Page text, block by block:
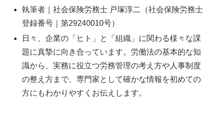
執筆者｜社会保険労務士 戸塚淳二（社会保険労務士
登録番号｜第29240010号）
日々、企業の「ヒト」と「組織」に関わる様々な課
題に真摯に向き合っています。労働法の基本的な知
識から、実務に役立つ労務管理の考え方や人事制度
の整え方まで、専門家として確かな情報を初めての
方にもわかりやすくお伝えします。